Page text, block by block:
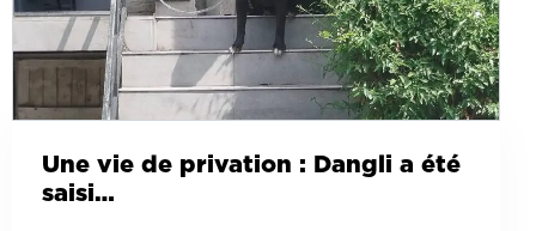
Une vie de privation : Dangli a été
saisi…